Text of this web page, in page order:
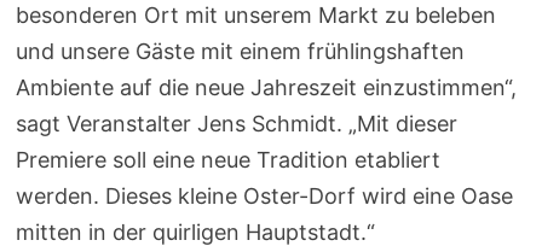
besonderen Ort mit unserem Markt zu beleben
und unsere Gäste mit einem frühlingshaften
Ambiente auf die neue Jahreszeit einzustimmen“,
sagt Veranstalter Jens Schmidt. „Mit dieser
Premiere soll eine neue Tradition etabliert
werden. Dieses kleine Oster-Dorf wird eine Oase
mitten in der quirligen Hauptstadt.“